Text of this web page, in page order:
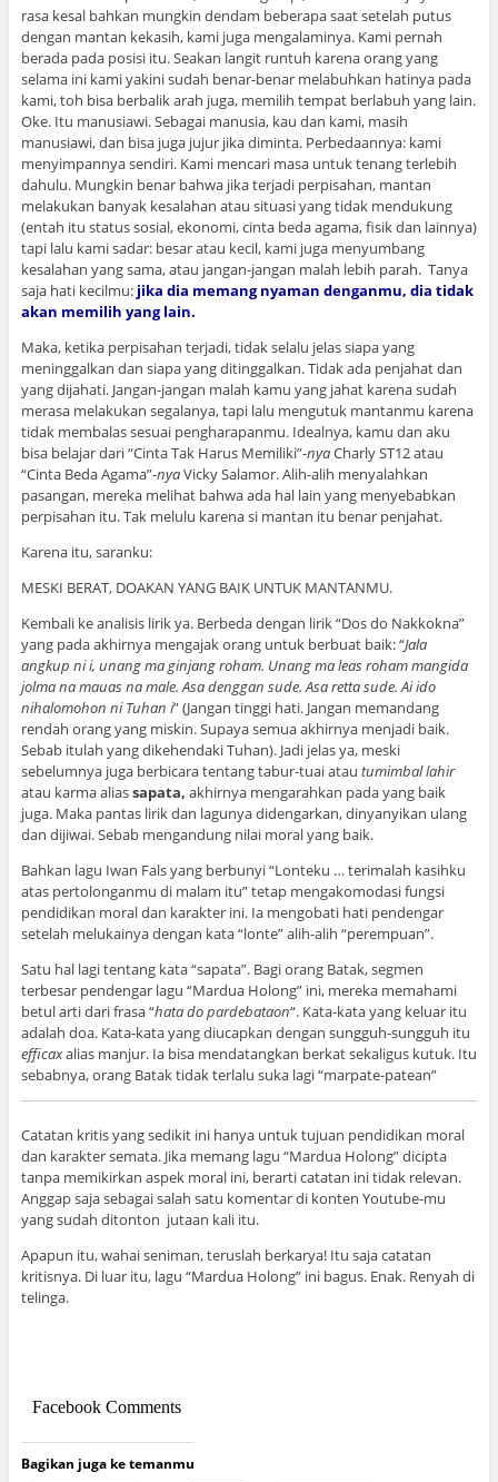
rasa kesal bahkan mungkin dendam beberapa saat setelah putus
dengan mantan kekasih, kami juga mengalaminya. Kami pernah
berada pada posisi itu. Seakan langit runtuh karena orang yang
selama ini kami yakini sudah benar-benar melabuhkan hatinya pada
kami, toh bisa berbalik arah juga, memilih tempat berlabuh yang lain.
Oke. Itu manusiawi. Sebagai manusia, kau dan kami, masih
manusiawi, dan bisa juga jujur jika diminta. Perbedaannya: kami
menyimpannya sendiri. Kami mencari masa untuk tenang terlebih
dahulu. Mungkin benar bahwa jika terjadi perpisahan, mantan
melakukan banyak kesalahan atau situasi yang tidak mendukung
(entah itu status sosial, ekonomi, cinta beda agama, fisik dan lainnya)
tapi lalu kami sadar: besar atau kecil, kami juga menyumbang
kesalahan yang sama, atau jangan-jangan malah lebih parah. Tanya
saja hati kecilmu: jika dia memang nyaman denganmu, dia tidak
akan memilih yang lain.
Maka, ketika perpisahan terjadi, tidak selalu jelas siapa yang
meninggalkan dan siapa yang ditinggalkan. Tidak ada penjahat dan
yang dijahati. Jangan-jangan malah kamu yang jahat karena sudah
merasa melakukan segalanya, tapi lalu mengutuk mantanmu karena
tidak membalas sesuai pengharapanmu. Idealnya, kamu dan aku
bisa belajar dari “Cinta Tak Harus Memiliki”-nyaCharly ST12 atau
“Cinta Beda Agama”-nyaVicky Salamor. Alih-alih menyalahkan
pasangan, mereka melihat bahwa ada hal lain yang menyebabkan
perpisahan itu. Tak melulu karena si mantan itu benar penjahat.
Karena itu, saranku:
MESKI BERAT, DOAKAN YANG BAIK UNTUK MANTANMU.
Kembali ke analisis lirik ya. Berbeda dengan lirik “Dos do Nakkokna”
yang pada akhirnya mengajak orang untuk berbuat baik: “Jala
angkup ni i, unang ma ginjang roham. Unang ma leas roham mangida
jolma na mauas na male. Asa denggan sude. Asa retta sude. Ai ido
nihalomohon ni Tuhan i” (Jangan tinggi hati. Jangan memandang
rendah orang yang miskin. Supaya semua akhirnya menjadi baik.
Sebab itulah yang dikehendaki Tuhan). Jadi jelas ya, meski
sebelumnya juga berbicara tentang tabur-tuai atau tumimbal lahir
atau karma aliassapata, akhirnya mengarahkan pada yang baik
juga. Maka pantas lirik dan lagunya didengarkan, dinyanyikan ulang
dan dijiwai. Sebab mengandung nilai moral yang baik.
Bahkan lagu Iwan Fals yang berbunyi “Lonteku … terimalah kasihku
atas pertolonganmu di malam itu” tetap mengakomodasi fungsi
pendidikan moral dan karakter ini. Ia mengobati hati pendengar
setelah melukainya dengan kata “lonte” alih-alih “perempuan”.
Satu hal lagi tentang kata “sapata”. Bagi orang Batak, segmen
terbesar pendengar lagu “Mardua Holong” ini, mereka memahami
betul arti dari frasa “hata do pardebataon“. Kata-kata yang keluar itu
adalah doa. Kata-kata yang diucapkan dengan sungguh-sungguh itu
efficaxalias manjur. Ia bisa mendatangkan berkat sekaligus kutuk. Itu
sebabnya, orang Batak tidak terlalu suka lagi “marpate-patean”
Catatan kritis yang sedikit ini hanya untuk tujuan pendidikan moral
dan karakter semata. Jika memang lagu “Mardua Holong” dicipta
tanpa memikirkan aspek moral ini, berarti catatan ini tidak relevan.
Anggap saja sebagai salah satu komentar di konten Youtube-mu
yang sudah ditonton jutaan kali itu.
Apapun itu, wahai seniman, teruslah berkarya! Itu saja catatan
kritisnya. Di luar itu, lagu “Mardua Holong” ini bagus. Enak. Renyah di
telinga.
Facebook Comments
Bagikan juga ke temanmu